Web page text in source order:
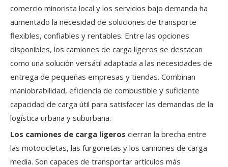
comercio minorista local y los servicios bajo demanda ha
aumentado la necesidad de soluciones de transporte
flexibles, confiables y rentables. Entre las opciones
disponibles, los camiones de carga ligeros se destacan
como una solución versátil adaptada a las necesidades de
entrega de pequeñas empresas y tiendas. Combinan
maniobrabilidad, eficiencia de combustible y suficiente
capacidad de carga útil para satisfacer las demandas de la
logística urbana y suburbana.
Los camiones de carga ligeros cierran la brecha entre
las motocicletas, las furgonetas y los camiones de carga
media. Son capaces de transportar artículos más